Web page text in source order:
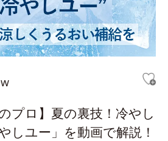
プロ】夏の裏技！冷やし
しユー」を動画で解説！